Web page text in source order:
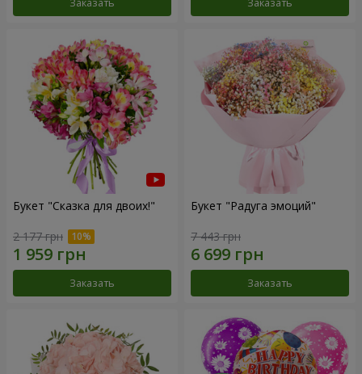
Букет "Сказка для двоих!"
2 177 грн
Заказать
Букет "Радуга эмоций"
7 443 грн
Заказать